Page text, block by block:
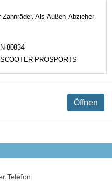
Als Außen-Abzieher
N-80834
SCOOTER-PROSPORTS
Öffnen
Telefon: